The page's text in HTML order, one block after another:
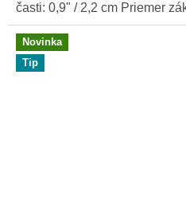
časti: 0,9" / 2,2 cm Priemer
Novinka
Tip